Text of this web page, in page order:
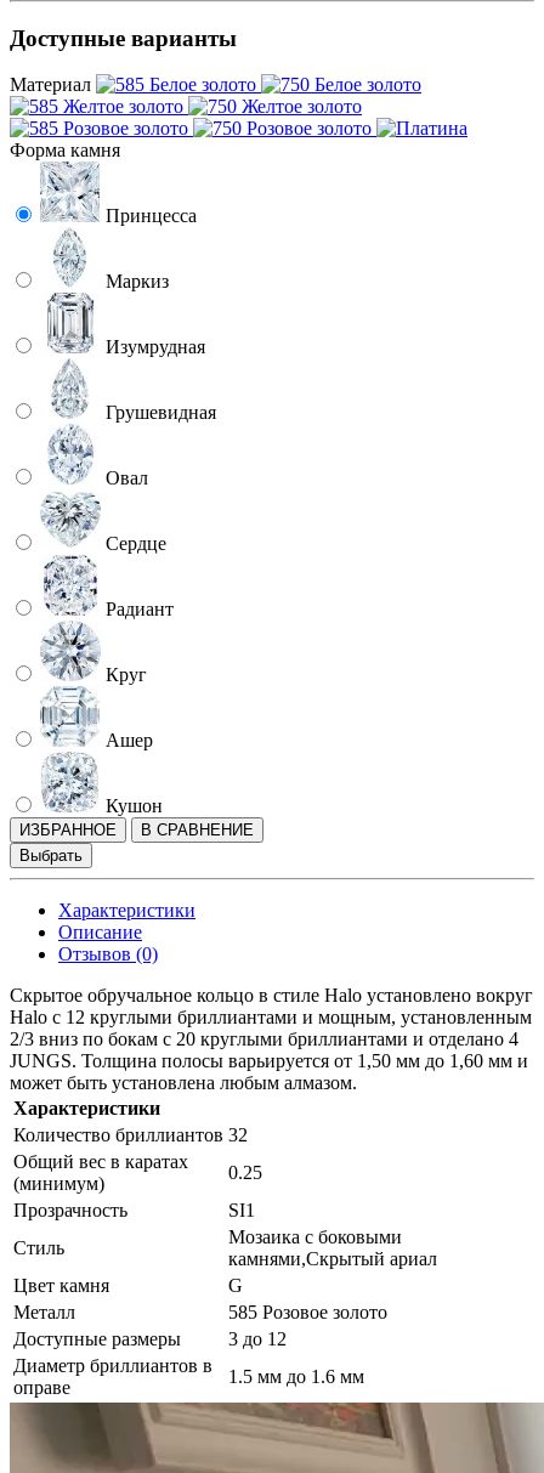
Доступные варианты
Материал
Форма камня
Принцесса
Маркиз
Изумрудная
Грушевидная
Овал
Сердце
Радиант
Круг
Ашер
Кушон
ИЗБРАННОЕ
В СРАВНЕНИЕ
Выбрать
Характеристики
Описание
Отзывов (0)
Скрытое обручальное кольцо в стиле Halo установлено вокруг
Halo с 12 круглыми бриллиантами и мощным, установленным
2/3 вниз по бокам с 20 круглыми бриллиантами и отделано 4
JUNGS. Толщина полосы варьируется от 1,50 мм до 1,60 мм и
может быть установлена ​​любым алмазом.
Характеристики
Количество бриллиантов 32
Общий вес в каратах
(минимум)
0.25
Прозрачность
SI1
Стиль
Мозаика с боковыми
камнями,Скрытый ариал
Цвет камня
G
Металл
585 Розовое золото
Доступные размеры
3 до 12
Диаметр бриллиантов в
оправе
1.5 мм до 1.6 мм